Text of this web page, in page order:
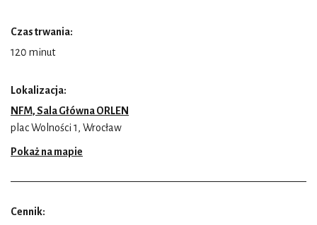
Czas trwania:
120 minut
Lokalizacja:
NFM, Sala Główna ORLEN
plac Wolności 1, Wrocław
Pokaż na mapie
Cennik: